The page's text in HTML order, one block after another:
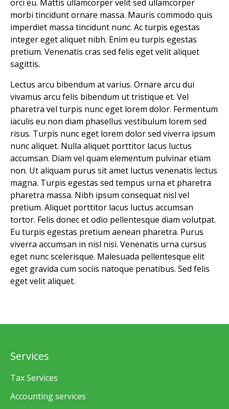
orci eu. Mattis ullamcorper velit sed ullamcorper
morbi tincidunt ornare massa. Mauris commodo quis
imperdiet massa tincidunt nunc. Ac turpis egestas
integer eget aliquet nibh. Enim eu turpis egestas
pretium. Venenatis cras sed felis eget velit aliquet
sagittis.
Lectus arcu bibendum at varius. Ornare arcu dui
vivamus arcu felis bibendum ut tristique et. Vel
pharetra vel turpis nunc eget lorem dolor. Fermentum
iaculis eu non diam phasellus vestibulum lorem sed
risus. Turpis nunc eget lorem dolor sed viverra ipsum
nunc aliquet. Nulla aliquet porttitor lacus luctus
accumsan. Diam vel quam elementum pulvinar etiam
non. Ut aliquam purus sit amet luctus venenatis lectus
magna. Turpis egestas sed tempus urna et pharetra
pharetra massa. Nibh ipsum consequat nisl vel
pretium. Aliquet porttitor lacus luctus accumsan
tortor. Felis donec et odio pellentesque diam volutpat.
Eu turpis egestas pretium aenean pharetra. Purus
viverra accumsan in nisl nisi. Venenatis urna cursus
eget nunc scelerisque. Malesuada pellentesque elit
eget gravida cum sociis natoque penatibus. Sed felis
eget velit aliquet.
Services
Tax Services
Accounting services